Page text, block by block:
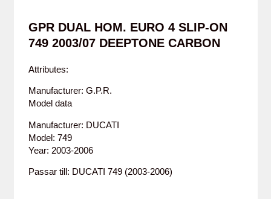
GPR DUAL HOM. EURO 4 SLIP-ON
749 2003/07 DEEPTONE CARBON
Attributes:
Manufacturer: G.P.R.
Model data
Manufacturer: DUCATI
Model: 749
Year: 2003-2006
Passar till: DUCATI 749 (2003-2006)